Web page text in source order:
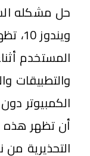
حل مشكله
المستخدم
والتطبيقات
الكمبيوتر
أن تظهر هذه
التحذيرية